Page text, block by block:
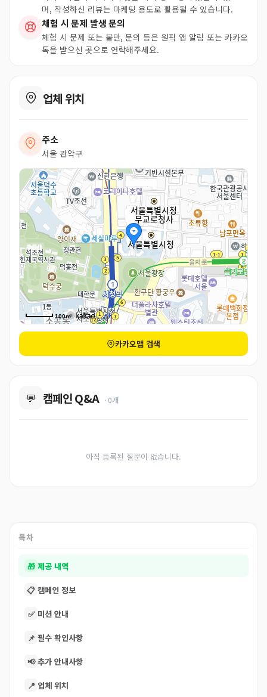
며, 작성하신 리뷰는 마케팅 용도로 활용될 수 있습니다.
체험 시 문제 발생 문의
체험 시 문제 또는 불만, 문의 등은 원픽 앱 알림 또는 카카오
톡을 받으신 곳으로 연락해주세요.
업체 위치
주소
서울 관악구
100m
카카오맵 검색
💬 캠페인 Q&A · 0개
아직 등록된 질문이 없습니다.
목차
🎁 제공 내역
📋 캠페인 정보
✅ 미션 안내
📌 필수 확인사항
📢 추가 안내사항
📍 업체 위치